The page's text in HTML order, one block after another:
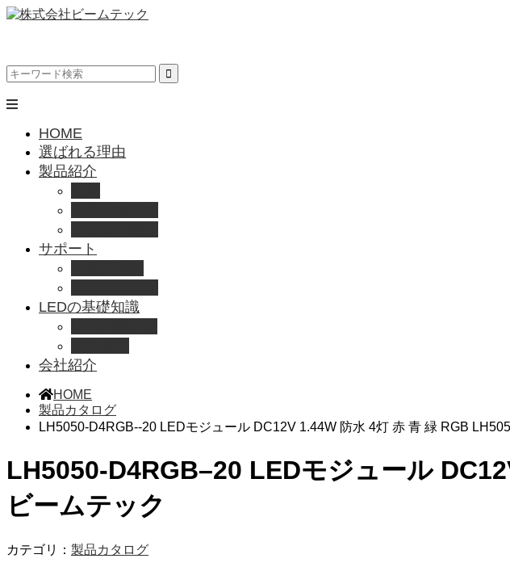
HOME
選ばれる理由
製品紹介
サポート
LEDの基礎知識
会社紹介
HOME
製品カタログ
LH5050-D4RGB--20 LEDモジュール DC12V 1.44W 防水 4灯 赤 青 緑 RGB
LH5050-D4RGB–20 LEDモジュール
ビームテック
カテゴリ： 製品カタログ